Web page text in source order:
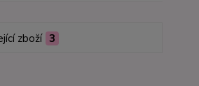
zboží 3